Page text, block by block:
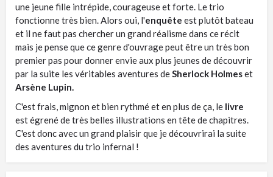
une jeune fille intrépide, courageuse et forte. Le trio
fonctionne très bien. Alors oui, l'enquête est plutôt bateau
et il ne faut pas chercher un grand réalisme dans ce récit
mais je pense que ce genre d'ouvrage peut être un très bon
premier pas pour donner envie aux plus jeunes de découvrir
par la suite les véritables aventures de Sherlock Holmeset
Arsène Lupin.
C'est frais, mignon et bien rythmé et en plus de ça, le livre
est égrené de très belles illustrations en tête de chapitres.
C'est donc avec un grand plaisir que je découvrirai la suite
des aventures du trio infernal !